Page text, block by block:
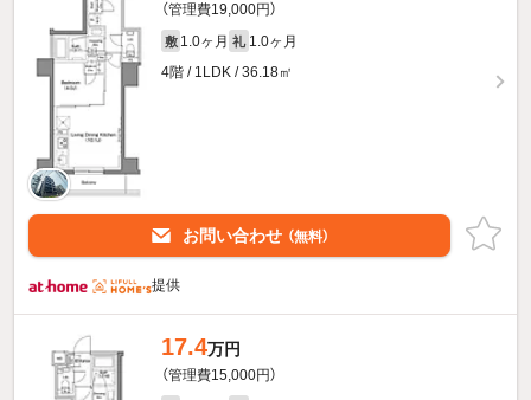
（管理費19,000円）
敷 1.0ヶ月 礼 1.0ヶ月
4階 / 1LDK / 36.18㎡
お問い合わせ （無料）
提供
17.4万円
（管理費15,000円）